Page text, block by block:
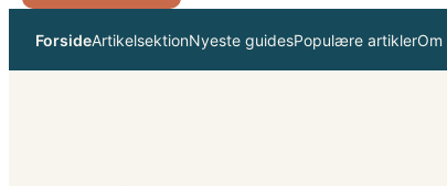
indhold
ForsideArtikelsektionNyeste guidesPopulære artiklerOm